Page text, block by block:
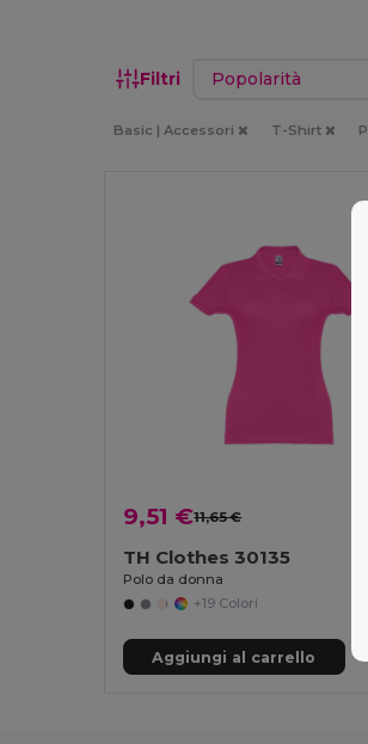
Filtri Ordina per
Basic | Accessori T-Shirt
9,51 €11,65 €
TH Clothes 30135
Polo da donna
+19 Colori
Aggiungi al carrello